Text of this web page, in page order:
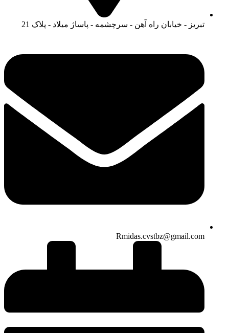
تبریز - خیابان راه آهن - سرچشمه - پاساژ میلاد - پلاک 21
Rmidas.cvstbz@gmail.com